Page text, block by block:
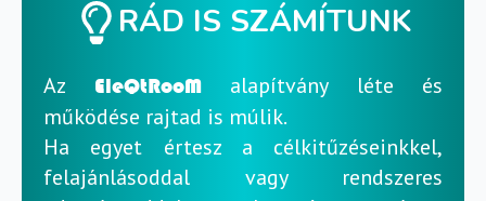
RÁD IS SZÁMÍTUNK
Az EleQtRooMalapítvány léte és
működése rajtad is múlik.
Ha egyet értesz a célkitűzéseinkkel,
felajánlásoddal vagy rendszeres